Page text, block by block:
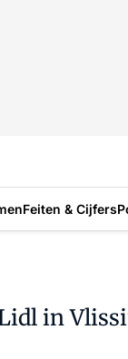
Feiten & Cijfers
in